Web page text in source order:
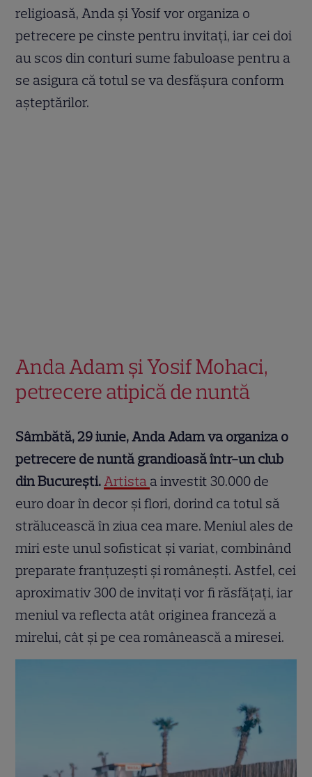
religioasă, Anda și Yosif vor organiza o
petrecere pe cinste pentru invitați, iar cei doi
au scos din conturi sume fabuloase pentru a
se asigura că totul se va desfășura conform
așteptărilor.
Anda Adam și Yosif Mohaci,
petrecere atipică de nuntă
Sâmbătă, 29 iunie, Anda Adam va organiza o
petrecere de nuntă grandioasă într-un club
din București.Artista a investit 30.000 de
euro doar în decor și flori, dorind ca totul să
strălucească în ziua cea mare. Meniul ales de
miri este unul sofisticat și variat, combinând
preparate franțuzești și românești. Astfel, cei
aproximativ 300 de invitați vor fi răsfățați, iar
meniul va reflecta atât originea franceză a
mirelui, cât și pe cea românească a miresei.